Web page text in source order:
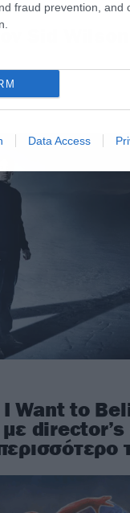
fraud prevention, and
Data Access
Sid Wilson
I Want to
με